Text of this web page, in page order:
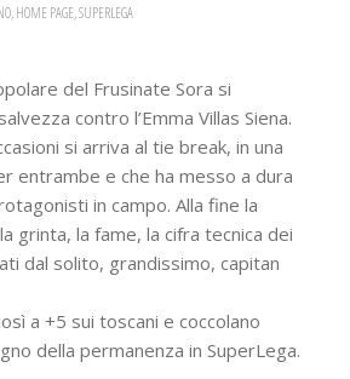
,HOME PAGE,SUPERLEGA
del Frusinate Sora si
contro l’Emma Villas Siena.
si arriva al tie break, in una
entrambe e che ha messo a dura
in campo. Alla fine la
grinta, la fame, la cifra tecnica dei
dal solito, grandissimo, capitan
a +5 sui toscani e coccolano
della permanenza in SuperLega.